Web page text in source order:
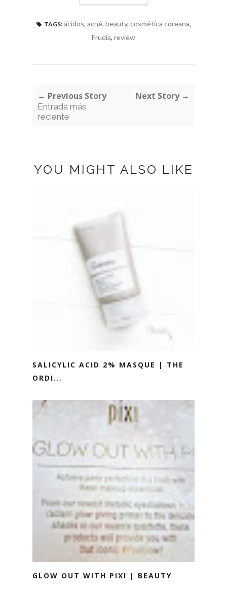
TAGS: ácidos, acné, beauty, cosmética coreana,
Frudia, review
← Previous Story
Entrada más
reciente
Next Story →
YOU MIGHT ALSO LIKE
SALICYLIC ACID 2% MASQUE | THE
ORDI...
GLOW OUT WITH PIXI | BEAUTY